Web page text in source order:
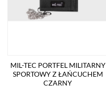
MIL-TEC PORTFEL MILITARNY
SPORTOWY Z ŁAŃCUCHEM
CZARNY